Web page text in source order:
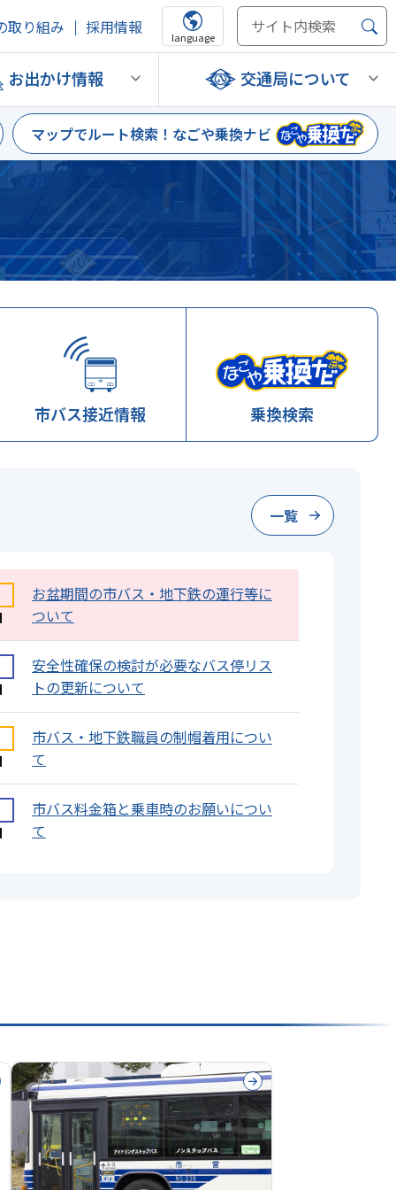
取り組み 採用情報
language
お出かけ情報 交通局について
マップでルート検索！ なごや乗換ナビ
市バス接近情報 乗換検索
一覧
お盆期間の市バス・地下鉄の運行等に
ついて
安全性確保の検討が必要なバス停リス
トの更新について
市バス・地下鉄職員の制帽着用につい
て
市バス料金箱と乗車時のお願いについ
て